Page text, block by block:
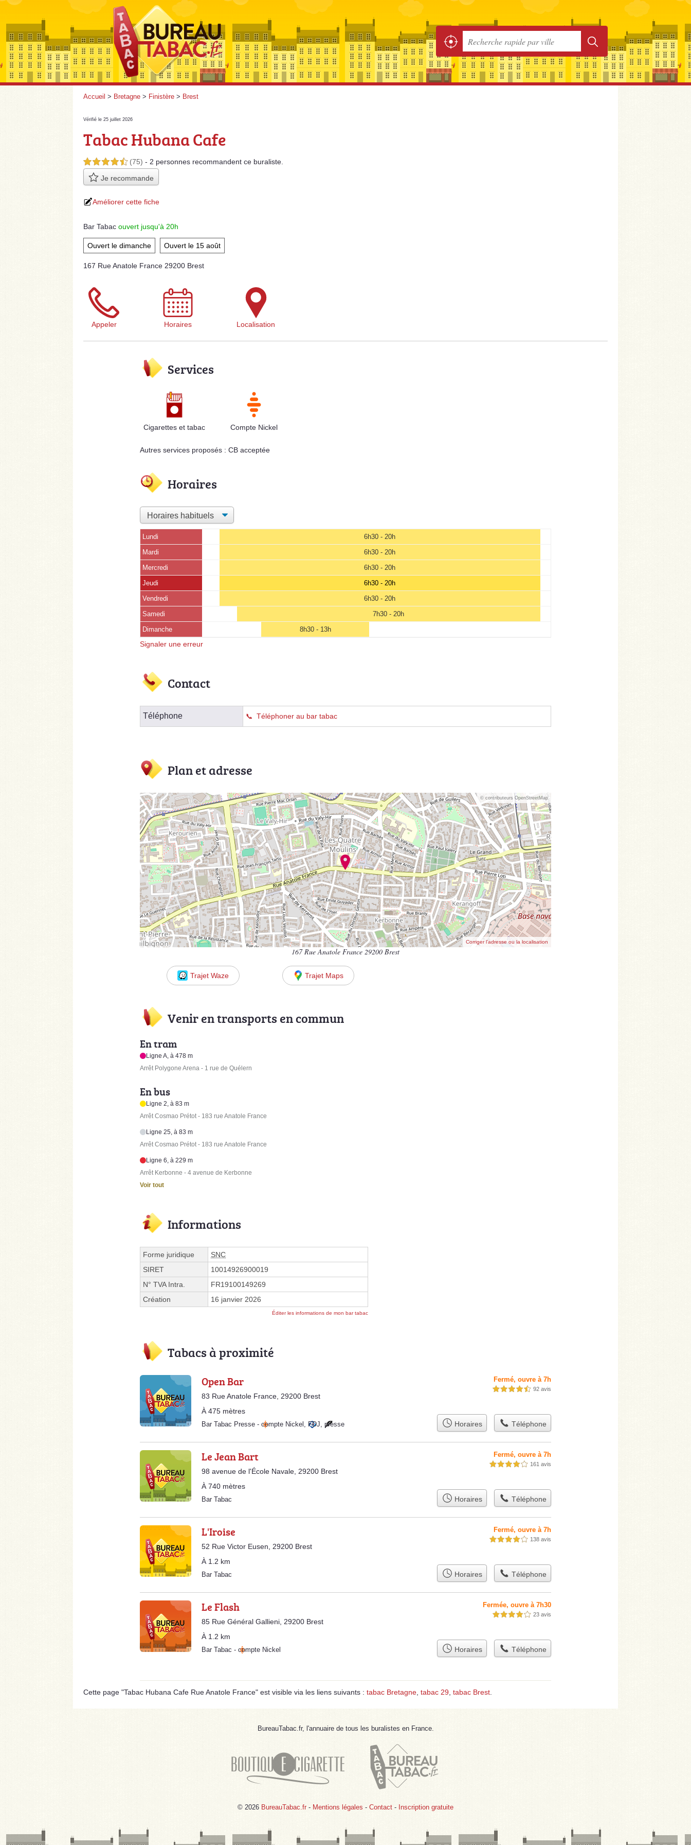
Accueil > Bretagne > Finistère > Brest
Vérifié le 25 juillet 2026
Tabac Hubana Cafe
4,5 étoiles sur 5 (75) - 2 personnes recommandent ce buraliste.
Je recommande
Améliorer cette fiche
Bar Tabac ouvert jusqu'à 20h
Ouvert le dimanche Ouvert le 15 août
167 Rue Anatole France 29200 Brest
Appeler Horaires Localisation
Services
Cigarettes et tabac Compte Nickel
Autres services proposés : CB acceptée
Horaires
Lundi 6h30 - 20h
Mardi 6h30 - 20h
Mercredi 6h30 - 20h
Jeudi 6h30 - 20h
Vendredi 6h30 - 20h
Samedi 7h30 - 20h
Dimanche 8h30 - 13h
Signaler une erreur
Contact
Téléphone Téléphoner au bar tabac
Plan et adresse
© contributeurs OpenStreetMap
Corriger l’adresse ou la localisation
167 Rue Anatole France 29200 Brest
Trajet Waze Trajet Maps
Venir en transports en commun
En tram
Ligne A, à 478 m
Arrêt Polygone Arena - 1 rue de Quélern
En bus
Ligne 2, à 83 m
Arrêt Cosmao Prétot - 183 rue Anatole France
Ligne 25, à 83 m
Arrêt Cosmao Prétot - 183 rue Anatole France
Ligne 6, à 229 m
Arrêt Kerbonne - 4 avenue de Kerbonne
Voir tout
Informations
Forme juridique
SNC
SIRET
10014926900019
N° TVA Intra.
FR19100149269
Création
16 janvier 2026
Éditer les informations de mon bar tabac
Tabacs à proximité
Open Bar
83 Rue Anatole France, 29200 Brest
À 475 mètres
Fermé, ouvre à 7h
4,5 étoiles sur 5 92 avis
Bar Tabac Presse - compte Nickel FDJ presse Horaires Téléphone
Le Jean Bart
98 avenue de l'École Navale, 29200 Brest
À 740 mètres
Fermé, ouvre à 7h
4,0 étoiles sur 5 161 avis
Bar Tabac Horaires Téléphone
L'Iroise
52 Rue Victor Eusen, 29200 Brest
À 1.2 km
Fermé, ouvre à 7h
4,0 étoiles sur 5 138 avis
Bar Tabac Horaires Téléphone
Le Flash
85 Rue Général Gallieni, 29200 Brest
À 1.2 km
Fermée, ouvre à 7h30
4,0 étoiles sur 5 23 avis
Bar Tabac - compte Nickel Horaires Téléphone
Cette page "Tabac Hubana Cafe Rue Anatole France" est visible via les liens suivants : tabac Bretagne tabac 29 tabac Brest
BureauTabac.fr, l'annuaire de tous les buralistes en France.
© 2026 BureauTabac.fr - Mentions légales - Contact - Inscription gratuite